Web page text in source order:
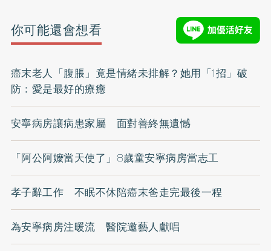
你可能還會想看
癌末老人「腹脹」竟是情緒未排解？她用「1招」破
防：愛是最好的療癒
安寧病房讓病患家屬 面對善終無遺憾
「阿公阿嬤當天使了」8歲童安寧病房當志工
孝子辭工作 不眠不休陪癌末爸走完最後一程
為安寧病房注暖流 醫院邀藝人獻唱